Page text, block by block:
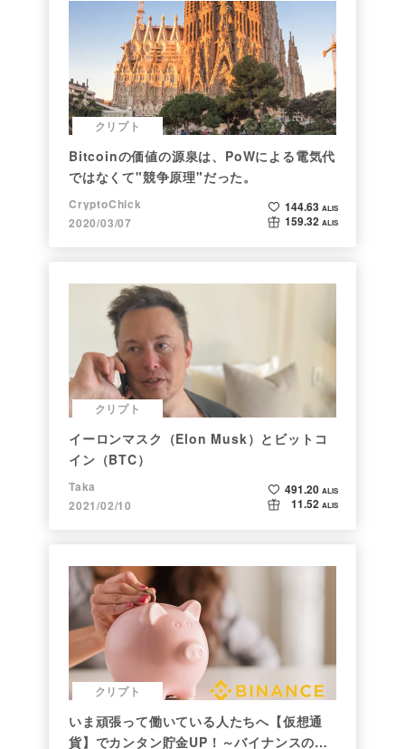
クリプト
Bitcoinの価値の源泉は、PoWによる電気代
ではなくて"競争原理"だった。
CryptoChick
2020/03/07
144.63 ALIS
159.32 ALIS
クリプト
イーロンマスク（Elon Musk）とビットコ
イン（BTC）
Taka
2021/02/10
491.20 ALIS
11.52 ALIS
クリプト
いま頑張って働いている人たちへ【仮想通
貨】でカンタン貯金UP！～バイナンスの使